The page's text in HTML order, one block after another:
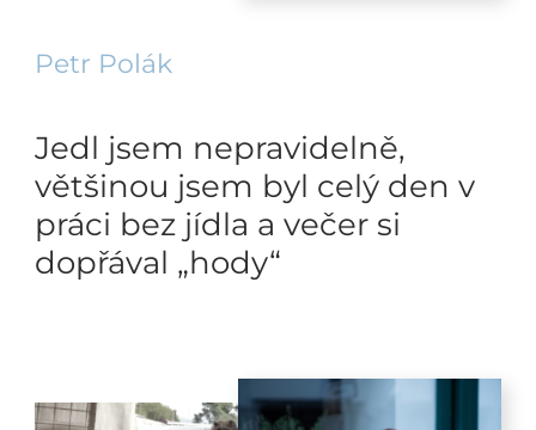
Petr Polák
Jedl jsem nepravidelně,
většinou jsem byl celý den v
práci bez jídla a večer si
dopřával „hody“